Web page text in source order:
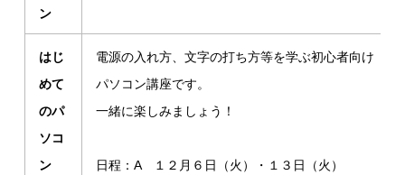
ン
はじ
めて
のパ
ソコ
ン
電源の入れ方、文字の打ち方等を学ぶ初心者向け
パソコン講座です。
一緒に楽しみましょう！
日程：A １２月６日（火）・１３日（火）